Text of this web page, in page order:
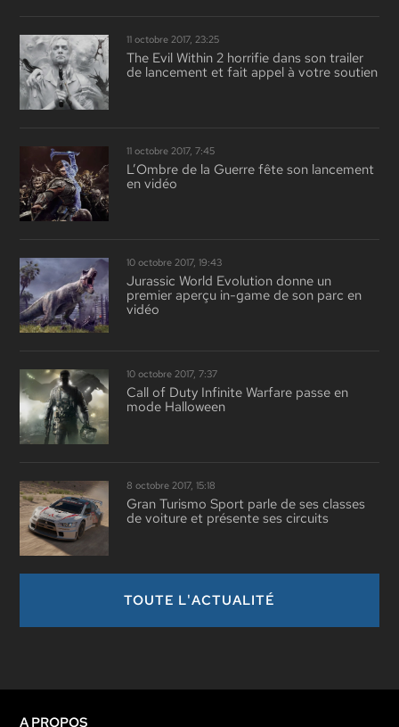
11 octobre 2017, 23:25
The Evil Within 2 horrifie dans son trailer
de lancement et fait appel à votre soutien
11 octobre 2017, 7:45
L’Ombre de la Guerre fête son lancement
en vidéo
10 octobre 2017, 19:43
Jurassic World Evolution donne un
premier aperçu in-game de son parc en
vidéo
10 octobre 2017, 7:37
Call of Duty Infinite Warfare passe en
mode Halloween
8 octobre 2017, 15:18
Gran Turismo Sport parle de ses classes
de voiture et présente ses circuits
TOUTE L'ACTUALITÉ
A PROPOS